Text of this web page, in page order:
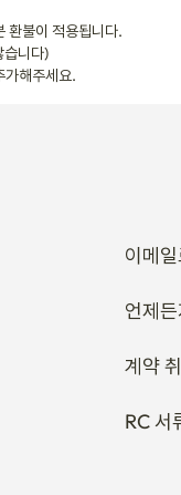
환불이 적용됩니다.
니다)
가해주세요.
이메
언제
계약
RC 서